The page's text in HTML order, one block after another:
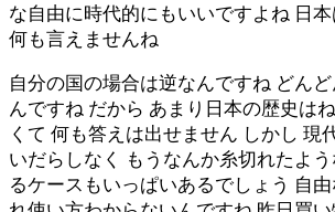
な自由に時代的にもいいですよね 日
何も言えませんね
自分の国の場合は逆なんですね どん
んですね だから あまり日本の歴史は
くて 何も答えは出せません しかし 現
いだらしなく もうなんか糸切れたよ
るケースもいっぱいあるでしょう 自